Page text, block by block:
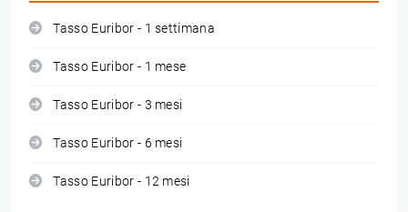
Tasso Euribor - 1 settimana
Tasso Euribor - 1 mese
Tasso Euribor - 3 mesi
Tasso Euribor - 6 mesi
Tasso Euribor - 12 mesi